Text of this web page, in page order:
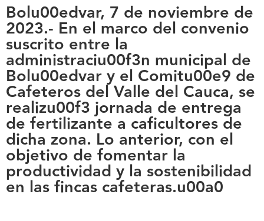
Bolu00edvar, 7 de noviembre de
2023.- En el marco del convenio
suscrito entre la
administraciu00f3n municipal de
Bolu00edvar y el Comitu00e9 de
Cafeteros del Valle del Cauca, se
realizu00f3 jornada de entrega
de fertilizante a caficultores de
dicha zona. Lo anterior, con el
objetivo de fomentar la
productividad y la sostenibilidad
en las fincas cafeteras.u00a0